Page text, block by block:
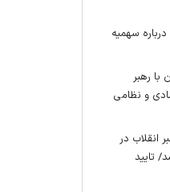
سهمیه
با رهبر
و نظامی
انقلاب در
تایید